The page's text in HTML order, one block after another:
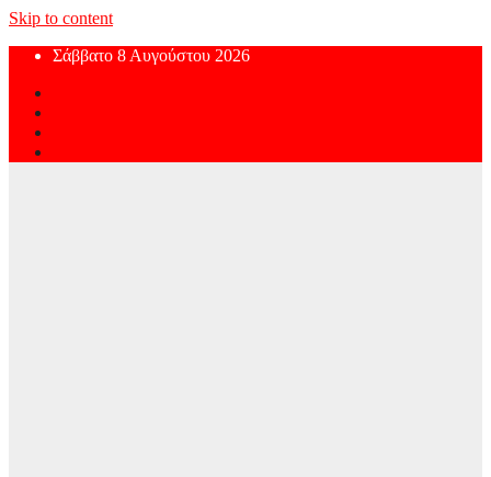
Skip to content
Σάββατο 8 Αυγούστου 2026